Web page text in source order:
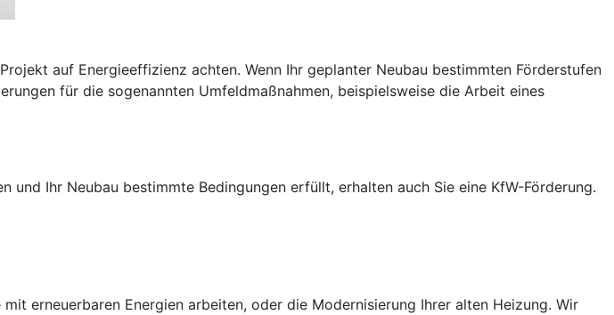
auf Energieeffizienz achten. Wenn Ihr geplanter Neubau bestimmten Förderstufen
für die sogenannten Umfeldmaßnahmen, beispielsweise die Arbeit eines
Ihr Neubau bestimmte Bedingungen erfüllt, erhalten auch Sie eine KfW-Förderung.
erneuerbaren Energien arbeiten, oder die Modernisierung Ihrer alten Heizung. Wir